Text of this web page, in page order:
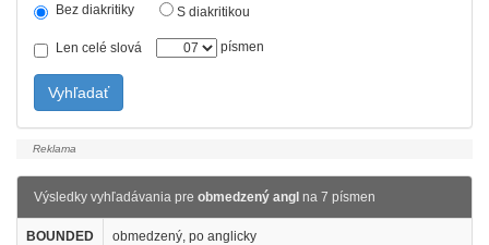
Bez diakritiky S diakritikou
Len celé slová písmen
Vyhľadať
Výsledky vyhľadávania pre obmedzený angl na 7 písmen
BOUNDED obmedzený, po anglicky